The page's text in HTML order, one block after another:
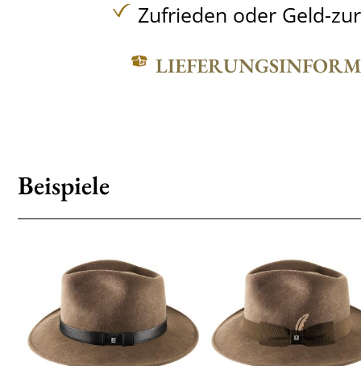
Zufrieden oder Geld-
Beispiele